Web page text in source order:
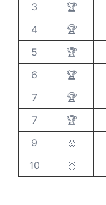
3
🏆
4
🏆
5
🏆
6
🏆
7
🏆
7
🏆
9
🥇
10
🥇